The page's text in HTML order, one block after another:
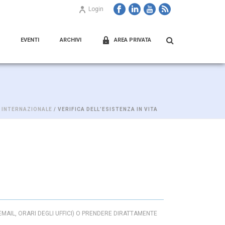
Login
EVENTI ARCHIVI AREA PRIVATA
/ VERIFICA DELL’ESISTENZA IN VITA
ORARI DEGLI UFFICI) O PRENDERE DIRATTAMENTE